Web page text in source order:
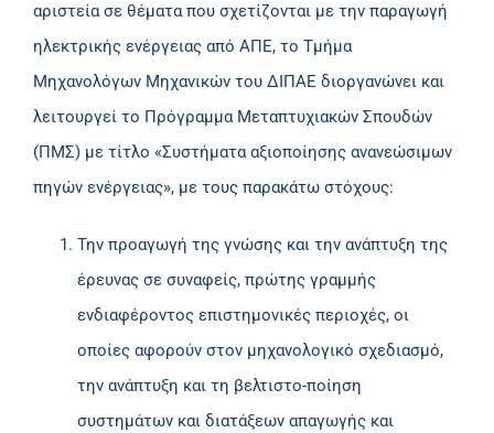
αριστεία σε θέματα που σχετίζονται με την παραγωγή
ηλεκτρικής ενέργειας από ΑΠΕ, το Τμήμα
Μηχανολόγων Μηχανικών του ΔΙΠΑΕ διοργανώνει και
λειτουργεί το Πρόγραμμα Μεταπτυχιακών Σπουδών
(ΠΜΣ) με τίτλο «Συστήματα αξιοποίησης ανανεώσιμων
πηγών ενέργειας», με τους παρακάτω στόχους:
Την προαγωγή της γνώσης και την ανάπτυξη της
έρευνας σε συναφείς, πρώτης γραμμής
ενδιαφέροντος επιστημονικές περιοχές, οι
οποίες αφορούν στον μηχανολογικό σχεδιασμό,
την ανάπτυξη και τη βελτιστο-ποίηση
συστημάτων και διατάξεων απαγωγής και